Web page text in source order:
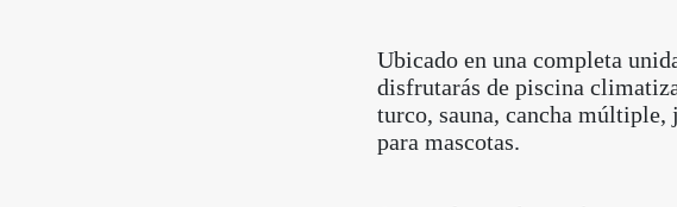
Ubicado en una completa
disfrutarás de piscina
turco, sauna, cancha múltiple,
para mascotas.